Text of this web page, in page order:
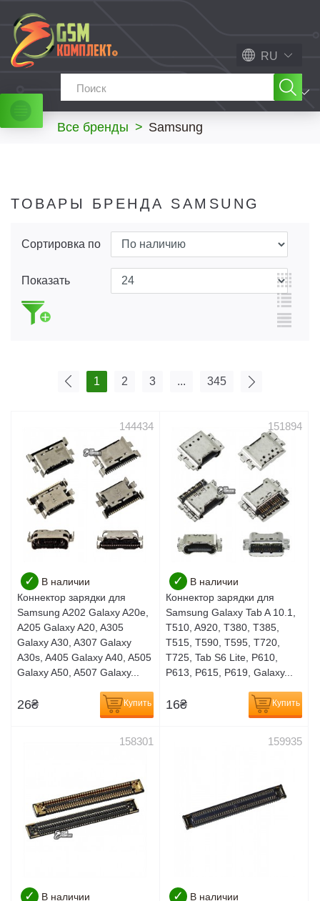
RU
МЕНЮ
Все бренды > Samsung
ТОВАРЫ БРЕНДА SAMSUNG
Сортировка по
Показать
1 2 3 ... 345
144434
✓
В наличии
Коннектор зарядки для
Samsung A202 Galaxy A20e,
A205 Galaxy A20, A305
Galaxy A30, A307 Galaxy
A30s, A405 Galaxy A40, A505
Galaxy A50, A507 Galaxy...
26₴ Купить
151894
✓
В наличии
Коннектор зарядки для
Samsung Galaxy Tab A 10.1,
T510, A920, T380, T385,
T515, T590, T595, T720,
T725, Tab S6 Lite, P610,
P613, P615, P619, Galaxy...
16₴ Купить
158301
✓
В наличии
159935
✓
В наличии